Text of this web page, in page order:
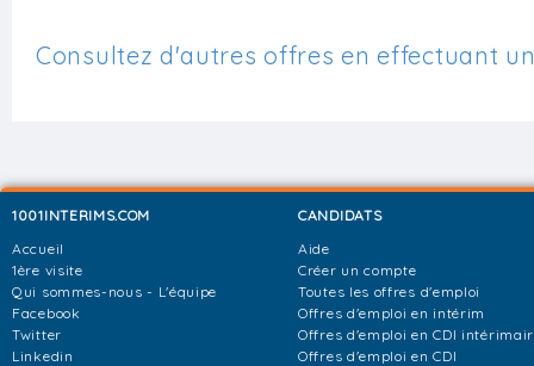
Consultez d'autres offres en effectuant
1001INTERIMS.COM
Accueil
1ère visite
Qui sommes-nous - L'équipe
Facebook
Twitter
Linkedin
CANDIDATS
Aide
Créer un compte
Toutes les offres d'emploi
Offres d'emploi en intérim
Offres d'emploi en CDI
Offres d'emploi en CDI